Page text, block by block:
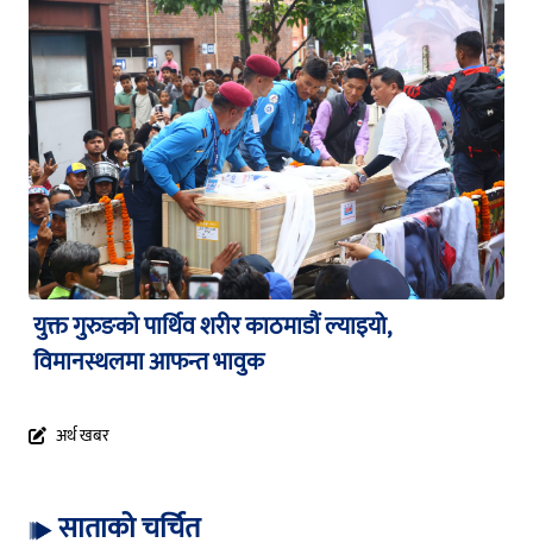
युक्त गुरुङको पार्थिव शरीर काठमाडौं ल्याइयो,
विमानस्थलमा आफन्त भावुक
अर्थ खबर
साताको चर्चित